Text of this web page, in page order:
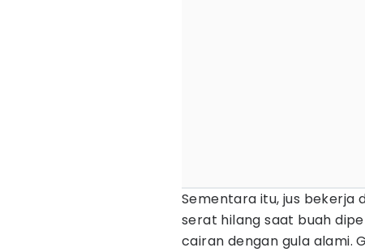
Sementara itu, jus bekerja
serat hilang saat buah
cairan dengan gula alami.